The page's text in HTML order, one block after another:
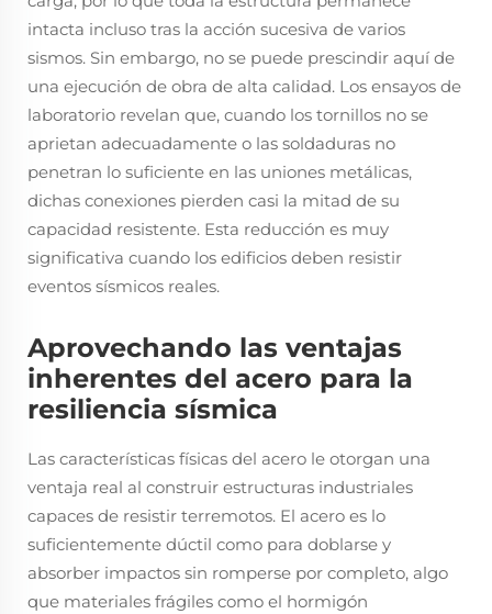
intacta incluso tras la acción sucesiva de varios
sismos. Sin embargo, no se puede prescindir aquí de
una ejecución de obra de alta calidad. Los ensayos de
laboratorio revelan que, cuando los tornillos no se
aprietan adecuadamente o las soldaduras no
penetran lo suficiente en las uniones metálicas,
dichas conexiones pierden casi la mitad de su
capacidad resistente. Esta reducción es muy
significativa cuando los edificios deben resistir
eventos sísmicos reales.
Aprovechando las ventajas
inherentes del acero para la
resiliencia sísmica
Las características físicas del acero le otorgan una
ventaja real al construir estructuras industriales
capaces de resistir terremotos. El acero es lo
suficientemente dúctil como para doblarse y
absorber impactos sin romperse por completo, algo
que materiales frágiles como el hormigón